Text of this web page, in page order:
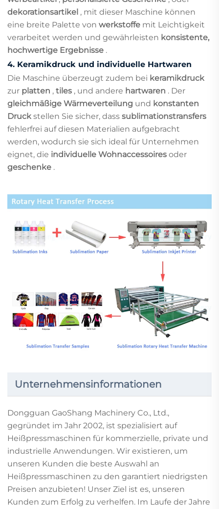
dekorationsartikel , mit dieser Maschine können
eine breite Palette von werkstoffe mit Leichtigkeit
verarbeitet werden und gewährleisten konsistente,
hochwertige Ergebnisse .
4. Keramikdruck und individuelle Hartwaren
Die Maschine überzeugt zudem bei keramikdruck
zur platten , tiles , und andere hartwaren . Der
gleichmäßige Wärmeverteilung und konstanten
Druck stellen Sie sicher, dass sublimationstransfers
fehlerfrei auf diesen Materialien aufgebracht
werden, wodurch sie sich ideal für Unternehmen
eignet, die individuelle Wohnaccessoires oder
geschenke .
Unternehmensinformationen
Dongguan GaoShang Machinery Co., Ltd.,
gegründet im Jahr 2002, ist spezialisiert auf
Heißpressmaschinen für kommerzielle, private und
industrielle Anwendungen. Wir existieren, um
unseren Kunden die beste Auswahl an
Heißpressmaschinen zu den garantiert niedrigsten
Preisen anzubieten! Unser Ziel ist es, unseren
Kunden zum Erfolg zu verhelfen. Im Laufe der Jahre